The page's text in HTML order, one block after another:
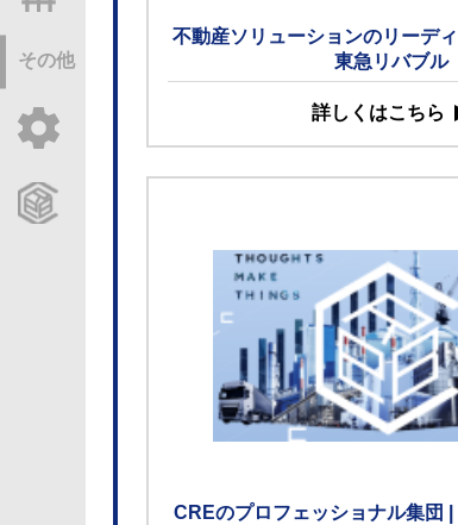
その他
不動産ソリューションのリーデ
東急リバブル
詳しくはこちら
CREのプロフェッショナル集団